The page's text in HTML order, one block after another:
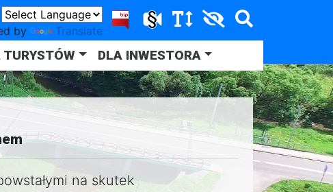
by Translate
TURYSTÓW DLA INWESTORA
na skutek